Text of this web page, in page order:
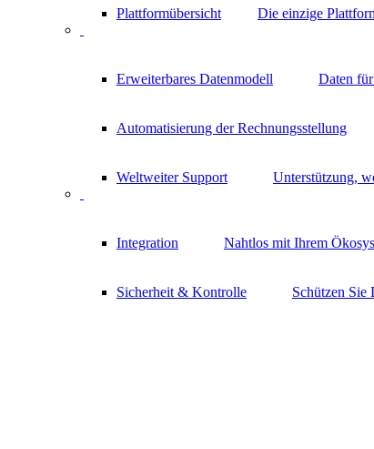
Plattformübersicht Die einzige
Erweiterbares Datenmodell Daten für
Automatisierung der Rechnungsstellung
Weltweiter Support Unterstützung,
Integration Nahtlos mit Ihrem
Sicherheit & Kontrolle Schützen Sie